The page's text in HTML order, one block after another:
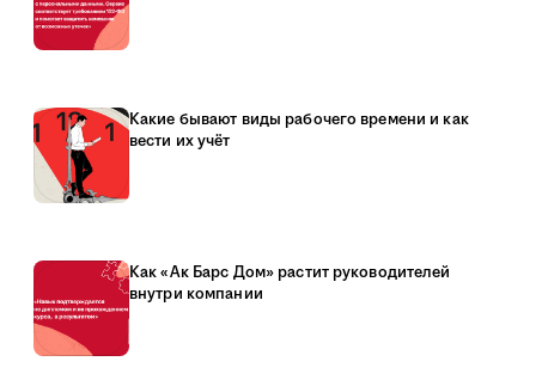
Какие бывают виды рабочего времени и как
вести их учёт
Как «Ак Барс Дом» растит руководителей
внутри компании